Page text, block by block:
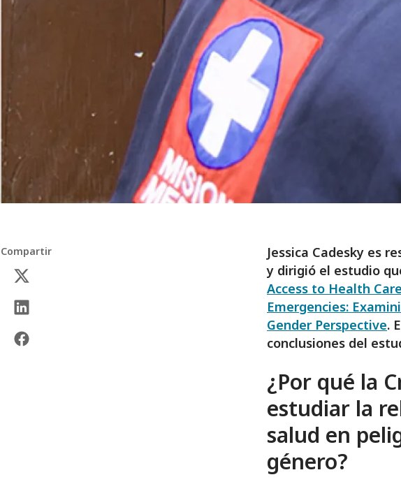
Compartir
Jessica Cadesky es
y dirigió el estudio
Access to Health
Emergencies:
Gender Perspective.
conclusiones del
¿Por qué la
estudiar la
salud en
género?